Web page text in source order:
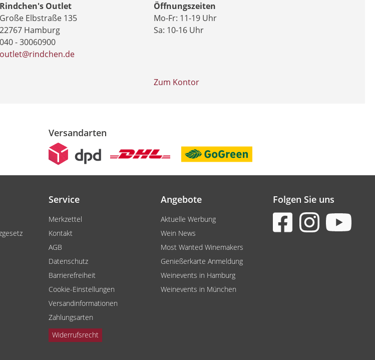
Rindchen's Outlet
Große Elbstraße 135
22767 Hamburg
040 - 30060900
outlet@rindchen.de
Öffnungszeiten
Mo-Fr: 11-19 Uhr
Sa: 10-16 Uhr
Zum Kontor
Versandarten
Service
Merkzettel
Kontakt
AGB
Datenschutz
Barrierefreiheit
Cookie-Einstellungen
Versandinformationen
Zahlungsarten
Widerrufsrecht
Angebote
Aktuelle Werbung
Wein News
Most Wanted Winemakers
Genießerkarte Anmeldung
Weinevents in Hamburg
Weinevents in München
Folgen Sie uns